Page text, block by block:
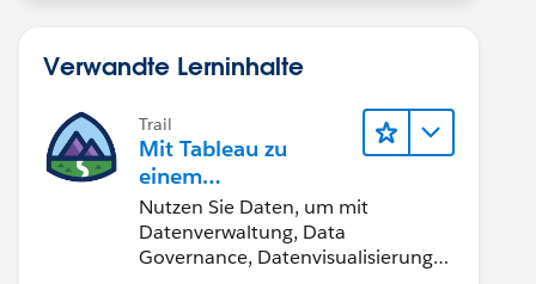
Verwandte Lerninhalte
Trail
Mit Tableau zu
einem
datengestützten
Team werden
Nutzen Sie Daten, um mit
Datenverwaltung, Data
Governance, Datenvisualisierungs-